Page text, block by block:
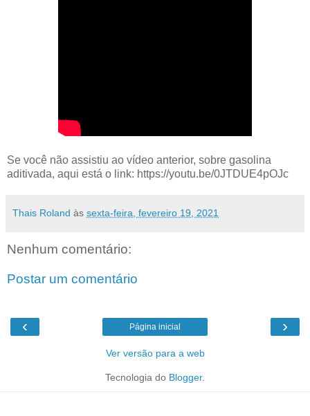
Se você não assistiu ao vídeo anterior, sobre gasolina
aditivada, aqui está o link: https://youtu.be/0JTDUE4pOJc
Thais Roland às sexta-feira, fevereiro 19, 2021
Nenhum comentário:
Postar um comentário
‹ ›
Página inicial
Ver versão para a web
Tecnologia do Blogger.